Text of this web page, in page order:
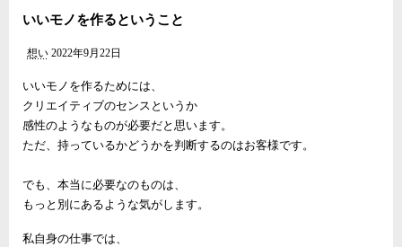
いいモノを作るということ
想い 2022年9月22日
いいモノを作るためには、
クリエイティブのセンスというか
感性のようなものが必要だと思います。
ただ、持っているかどうかを判断するのはお客様です。
でも、本当に必要なのものは、
もっと別にあるような気がします。
私自身の仕事では、